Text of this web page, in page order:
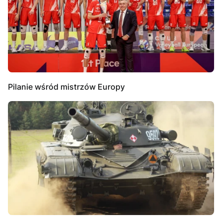
Pilanie wśród mistrzów Europy